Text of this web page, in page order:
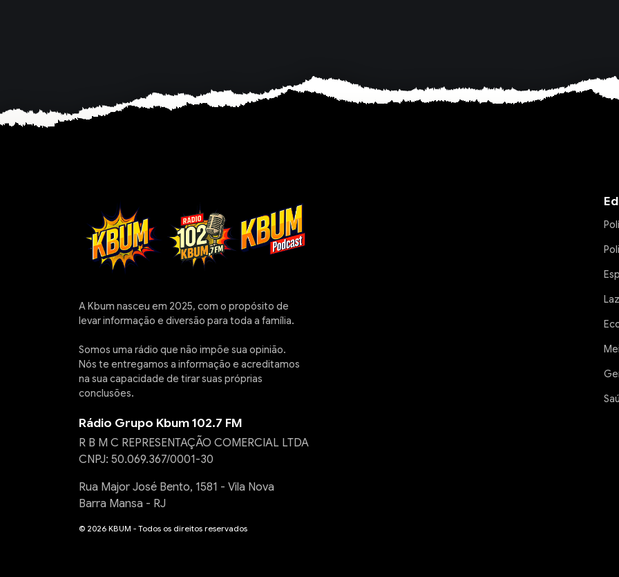
A Kbum nasceu em 2025, com o propósito de
levar informação e diversão para toda a família.
Somos uma rádio que não impõe sua opinião.
Nós te entregamos a informação e acreditamos
na sua capacidade de tirar suas próprias
conclusões.
Rádio Grupo Kbum 102.7 FM
R B M C REPRESENTAÇÃO COMERCIAL LTDA
CNPJ: 50.069.367/0001-30
Rua Major José Bento, 1581 - Vila Nova
Barra Mansa - RJ
© 2026 KBUM - Todos os direitos reservados